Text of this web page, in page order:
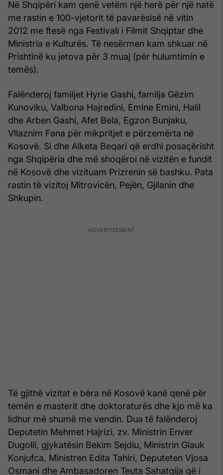
Në Shqipëri kam qenë vetëm një herë për një natë
me rastin e 100-vjetorit të pavarësisë në vitin
2012 me ftesë nga Festivali i Filmit Shqiptar dhe
Ministria e Kulturës. Të nesërmen kam shkuar në
Prishtinë ku jetova për 3 muaj (për hulumtimin e
temës).
Falënderoj familjet Hyrie Gashi, familja Gëzim
Kunoviku, Valbona Hajredini, Emine Emini, Halil
dhe Arben Gashi, Afet Bela, Egzon Bunjaku,
Vllaznim Fana për mikpritjet e përzemërta në
Kosovë. Si dhe Alketa Beqari që erdhi posaçërisht
nga Shqipëria dhe më shoqëroi në vizitën e fundit
në Kosovë dhe vizituam Prizrenin së bashku. Pata
rastin të vizitoj Mitrovicën, Pejën, Gjilanin dhe
Shkupin.
Të gjithë vizitat e bëra në Kosovë kanë qenë për
temën e masterit dhe doktoraturës dhe kjo më ka
lidhur më shumë me vendin. Dua të falënderoj
Deputetin Mehmet Hajrizi, zv. Ministrin Enver
Dugolli, gjykatësin Bekim Sejdiu, Ministrin Glauk
Konjufca, Ministren Edita Tahiri, Deputeten Vjosa
Osmani dhe Ambasadoren Teuta Sahatqija që i